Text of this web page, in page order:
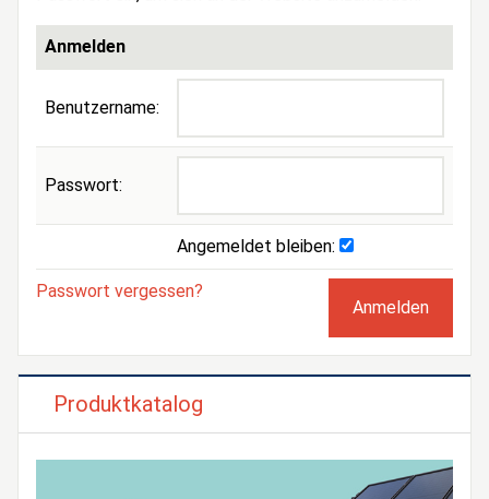
Anmelden
Benutzername:
Passwort:
Angemeldet bleiben:
Passwort vergessen?
Produktkatalog